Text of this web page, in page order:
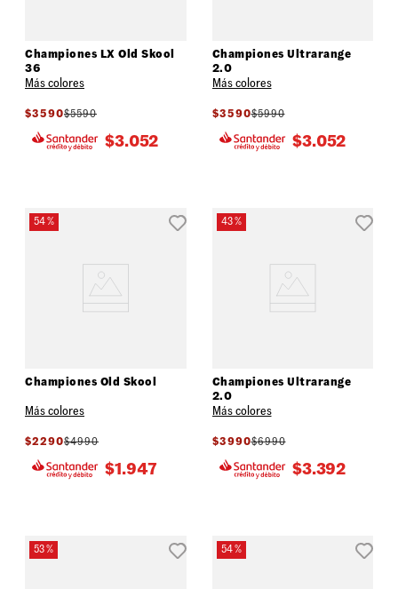
Championes LX Old Skool
36
Más colores
$3590$5590
$3.052
Championes Ultrarange
2.0
Más colores
$3590$5990
$3.052
54 %
Championes Old Skool
Más colores
$2290$4990
$1.947
43 %
Championes Ultrarange
2.0
Más colores
$3990$6990
$3.392
53 % 54 %